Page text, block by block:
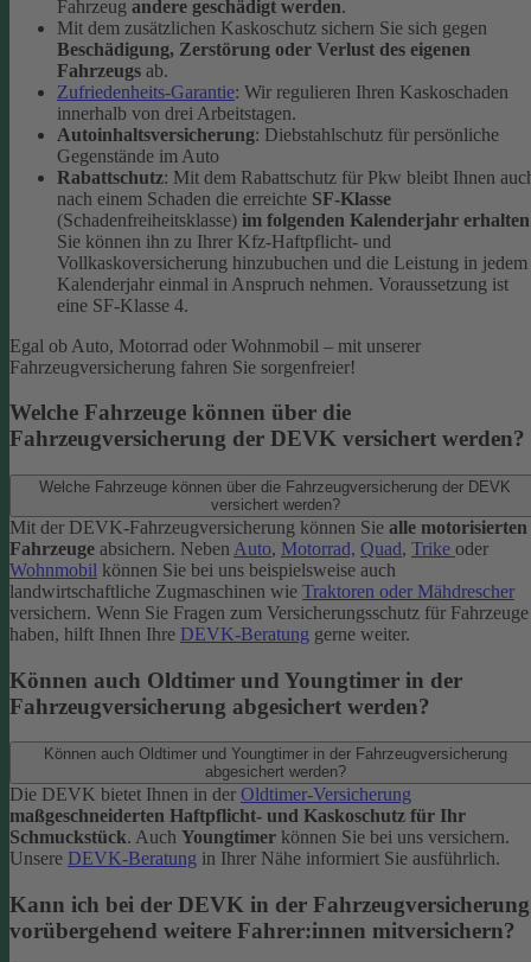
Fahrzeug andere geschädigt werden.
Mit dem zusätzlichen Kaskoschutz sichern Sie sich gegen
Beschädigung, Zerstörung oder Verlust des eigenen
Fahrzeugs ab.
Zufriedenheits-Garantie: Wir regulieren Ihren Kaskoschaden
innerhalb von drei Arbeitstagen.
Autoinhaltsversicherung: Diebstahlschutz für persönliche
Gegenstände im Auto
Rabattschutz: Mit dem Rabattschutz für Pkw bleibt Ihnen
nach einem Schaden die erreichte SF-Klasse
(Schadenfreiheitsklasse) im folgenden Kalenderjahr erhalten
Sie können ihn zu Ihrer Kfz-Haftpflicht- und
Vollkaskoversicherung hinzubuchen und die Leistung in jedem
Kalenderjahr einmal in Anspruch nehmen. Voraussetzung ist
eine SF-Klasse 4.
Egal ob Auto, Motorrad oder Wohnmobil – mit unserer
Fahrzeugversicherung fahren Sie sorgenfreier!
Welche Fahrzeuge können über die
Fahrzeugversicherung der DEVK versichert werden?
Welche Fahrzeuge können über die Fahrzeugversicherung der DEVK
versichert werden?
Mit der DEVK-Fahrzeugversicherung können Sie alle motorisierten
Fahrzeuge absichern. Neben Auto, Motorrad, Quad, Trike oder
Wohnmobil können Sie bei uns beispielsweise auch
landwirtschaftliche Zugmaschinen wie Traktoren oder Mähdrescher
versichern. Wenn Sie Fragen zum Versicherungsschutz für Fahrzeuge
haben, hilft Ihnen Ihre DEVK-Beratung gerne weiter.
Können auch Oldtimer und Youngtimer in der
Fahrzeugversicherung abgesichert werden?
Können auch Oldtimer und Youngtimer in der Fahrzeugversicherung
abgesichert werden?
Die DEVK bietet Ihnen in der Oldtimer-Versicherung
maßgeschneiderten Haftpflicht- und Kaskoschutz für Ihr
Schmuckstück. Auch Youngtimer können Sie bei uns versichern.
Unsere DEVK-Beratung in Ihrer Nähe informiert Sie ausführlich.
Kann ich bei der DEVK in der Fahrzeugversicherung
vorübergehend weitere Fahrer:innen mitversichern?